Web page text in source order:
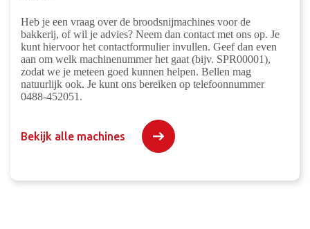
Heb je een vraag over de broodsnijmachines voor de
bakkerij, of wil je advies? Neem dan contact met ons op. Je
kunt hiervoor het contactformulier invullen. Geef dan even
aan om welk machinenummer het gaat (bijv. SPR00001),
zodat we je meteen goed kunnen helpen. Bellen mag
natuurlijk ook. Je kunt ons bereiken op telefoonnummer
0488-452051.
Bekijk alle machines